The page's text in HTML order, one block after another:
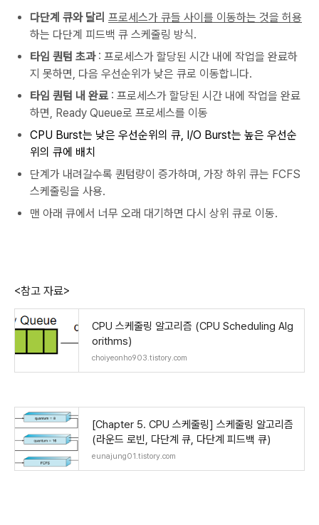
다단계 큐와 달리 프로세스가 큐들 사이를 이동하는 것을 허용
하는 다단계 피드백 큐 스케줄링 방식.
타임 퀀텀 초과: 프로세스가 할당된 시간 내에 작업을 완료하
지 못하면, 다음 우선순위가 낮은 큐로 이동합니다.
타임 퀀텀 내 완료 : 프로세스가 할당된 시간 내에 작업을 완료
하면, Ready Queue로 프로세스를 이동
CPU Burst는 낮은 우선순위의 큐, I/O Burst는 높은 우선순
위의 큐에 배치
단계가 내려갈수록 퀀텀량이 증가하며, 가장 하위 큐는 FCFS
스케줄링을 사용.
맨 아래 큐에서 너무 오래 대기하면 다시 상위 큐로 이동.
<참고 자료>
CPU 스케줄링 알고리즘 (CPU Scheduling Alg
orithms)
choiyeonho903.tistory.com
[Chapter 5. CPU 스케줄링] 스케줄링 알고리즘
(라운드 로빈, 다단계 큐, 다단계 피드백 큐)
eunajung01.tistory.com